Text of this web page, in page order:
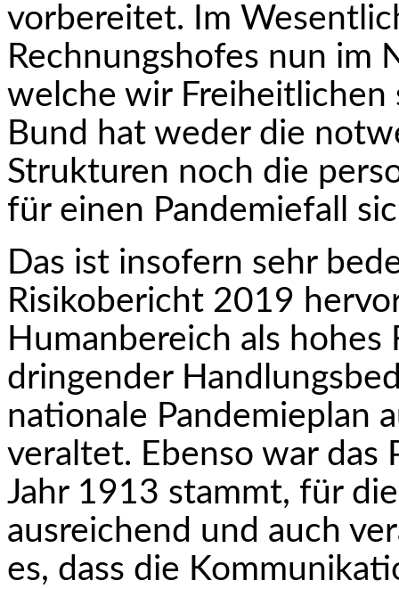
vorbereitet. Im
Rechnungshofes nun im
welche wir Freiheitlichen
Bund hat weder die
Strukturen noch die
für einen Pandemiefall
Das ist insofern sehr
Risikobericht 2019
Humanbereich als
dringender
nationale Pandemieplan
veraltet. Ebenso war das
Jahr 1913 stammt, für
ausreichend und auch
es, dass die